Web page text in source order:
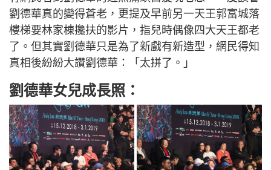
劉德華真的變得蒼老，更提及早前另一天王郭富城落
樓梯要林家棟攙扶的影片，指兒時偶像四大天王都老
了。但其實劉德華只是為了新戲有新造型，網民得知
真相後紛紛大讚劉德華：「太拼了。」
劉德華女兒成長照：